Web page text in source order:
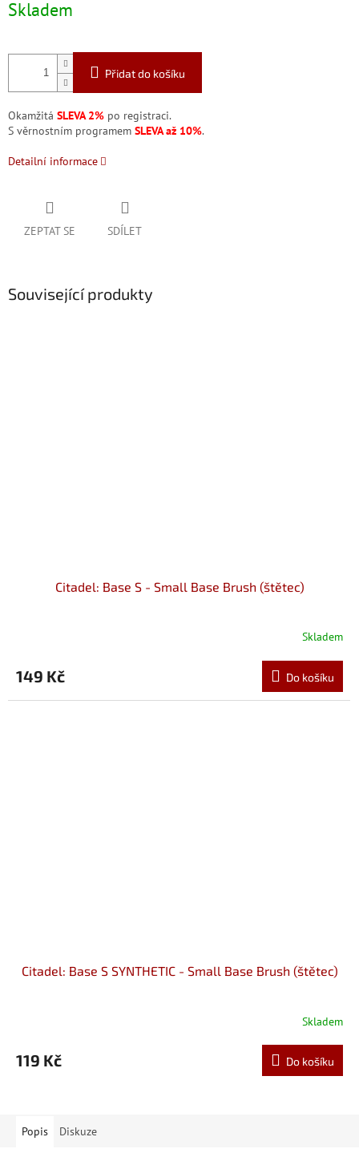
cena:
Skladem
Přidat do košíku
Okamžitá SLEVA 2% po registraci.
S věrnostním programem SLEVA až 10%.
Detailní informace
ZEPTAT SE SDÍLET
Související produkty
Citadel: Base S - Small Base Brush (štětec)
Skladem
149 Kč Do košíku
Citadel: Base S SYNTHETIC - Small Base Brush (štětec)
Skladem
119 Kč Do košíku
Popis Diskuze